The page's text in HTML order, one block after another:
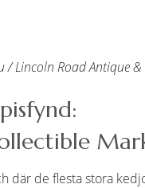
Lincoln Road Antique &
där de flesta stora